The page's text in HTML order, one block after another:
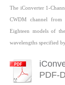
The iConverter 1-
CWDM channel
Eighteen models of
wavelengths specified
PDF-